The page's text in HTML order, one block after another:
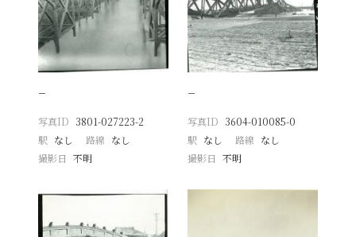
−
写真ID 3801-027223-2
駅 なし 路線 なし
撮影日
不明
−
写真ID 3604-010085-0
駅 なし 路線 なし
撮影日 不明